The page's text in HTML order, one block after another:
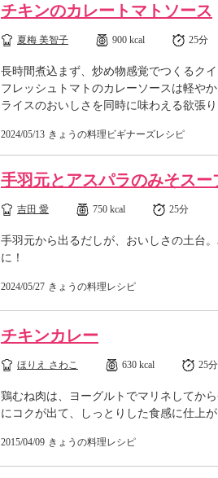
チキンのカレートマトソース
夏梅 美智子 900 kcal 25分
長時間煮込まず、炒め物感覚でつくるク
フレッシュトマトのカレーソースは軽や
ライスのおいしさを同時に味わえる欲張り
2024/05/13 きょうの料理ビギナーズレシピ
手羽元とアスパラのみそスー
吉田 愛 750 kcal 25分
手羽元から出るだしが、おいしさの土台
に！
2024/05/27 きょうの料理レシピ
チキンカレー
ほりえ さわこ 630 kcal 25分
鶏むね肉は、ヨーグルトでマリネしてか
にコクが出て、しっとりした食感に仕上が
2015/04/09 きょうの料理レシピ